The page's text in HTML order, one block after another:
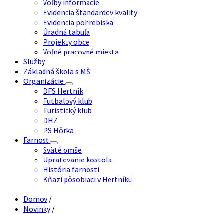
Voľby informácie
Evidencia štandardov kvality
Evidencia pohrebiska
Úradná tabuľa
Projekty obce
Voľné pracovné miesta
Služby
Základná škola s MŠ
Organizácie
DFS Hertník
Futbalový klub
Turistický klub
DHZ
PS Hôrka
Farnosť
Sväté omše
Upratovanie kostola
História farnosti
Kňazi pôsobiaci v Hertníku
Domov /
Novinky /